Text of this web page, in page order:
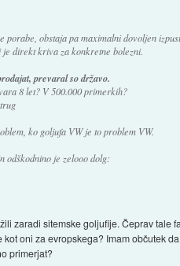
obstaja pa maximalni dovoljen
direkt kriva za konkretne bolezni.
prevaral so državo.
8 let? V 500.000 primerkih?
ko goljufa VW je to problem VW.
odškodnino je zelooo dolg:
zaradi sitemske goljufije. Čeprav
oni za evropskega? Imam občutek
primerjat?